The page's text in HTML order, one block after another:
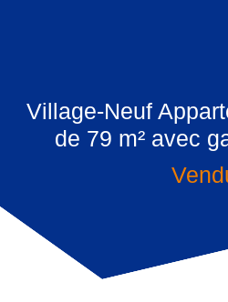
Village-Neuf
de 79 m² avec